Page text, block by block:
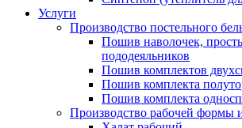
Услуги
Производство постельного
Пошив наволочек,
пододеяльников
Пошив комплектов
Пошив комплекта
Пошив комплекта
Производство рабочей формы